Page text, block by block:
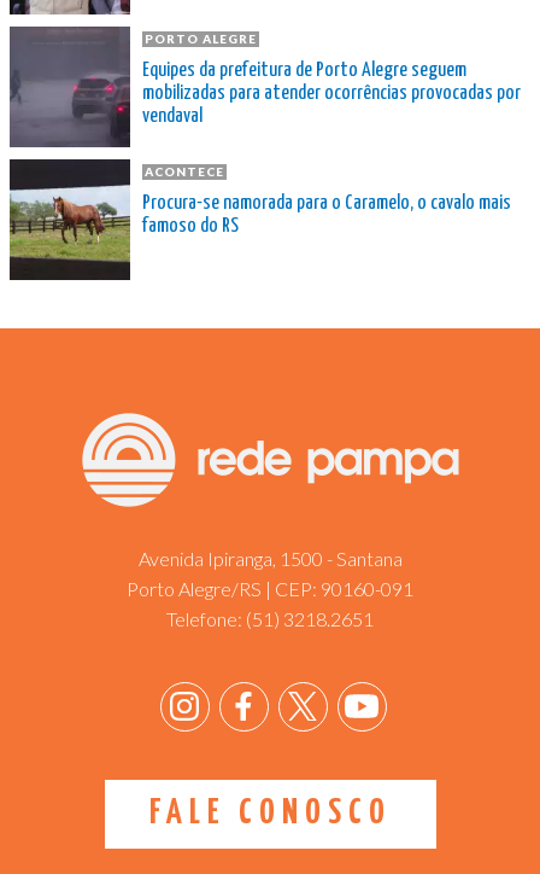
PORTO ALEGRE
Equipes da prefeitura de Porto Alegre seguem
mobilizadas para atender ocorrências provocadas por
vendaval
ACONTECE
Procura-se namorada para o Caramelo, o cavalo mais
famoso do RS
Avenida Ipiranga, 1500 - Santana
Porto Alegre/RS | CEP: 90160-091
Telefone: (51) 3218.2651
FALE CONOSCO